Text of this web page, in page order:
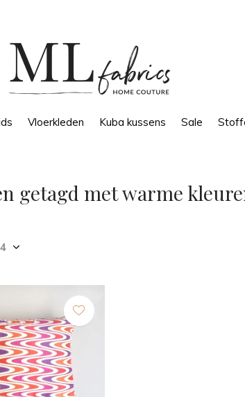
Vloerkleden Kuba kussens Sale
getagd met warme